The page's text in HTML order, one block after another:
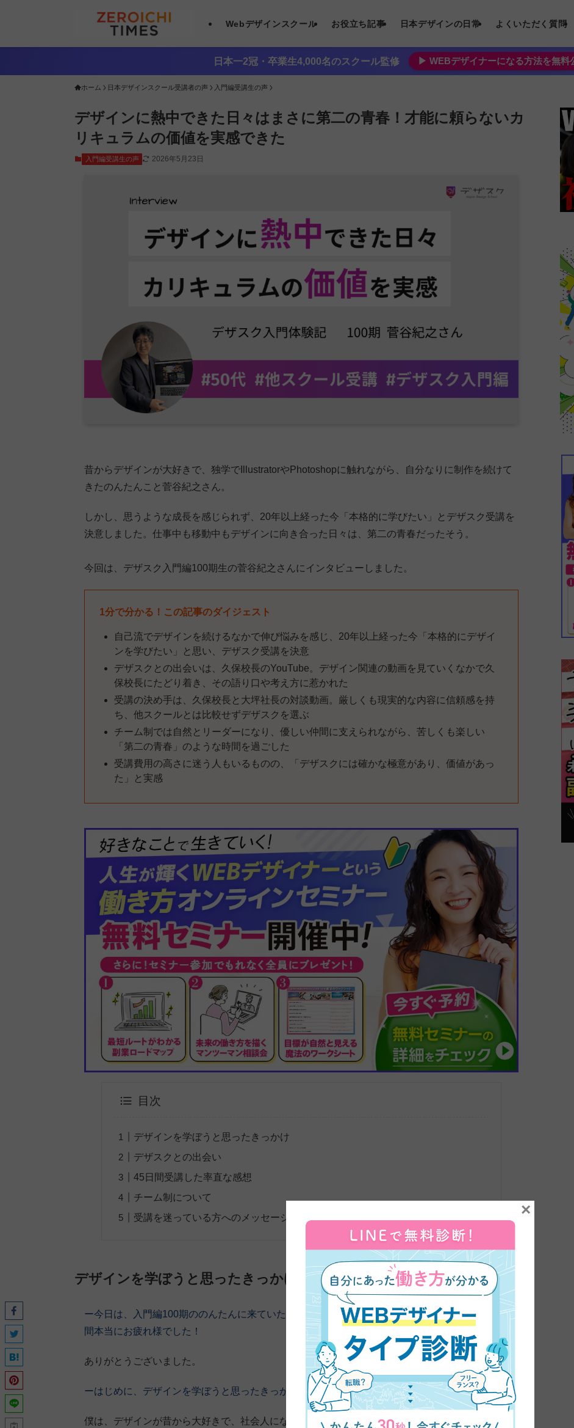
Webデザインスクール お役立ち記事 日本デザインの日常 よくいただく質問
日本一2冠・卒業生4,000名のスクール監修 ▶︎ WEBデザイナーになる方法を無料
ホーム 日本デザインスクール受講者の声 入門編受講生の声
デザインに熱中できた日々はまさに第二の青春！才能に頼らないカ
リキュラムの価値を実感できた
入門編受講生の声 2026年5月23日
昔からデザインが大好きで、独学でIllustratorやPhotoshopに触れながら、自分なりに制作を続けて
きたのんたんこと菅谷紀之さん。
しかし、思うような成長を感じられず、20年以上経った今「本格的に学びたい」とデザスク受講を
決意しました。仕事中も移動中もデザインに向き合った日々は、第二の青春だったそう。
今回は、デザスク入門編100期生の菅谷紀之さんにインタビューしました。
1分で分かる！この記事のダイジェスト
自己流でデザインを続けるなかで伸び悩みを感じ、20年以上経った今「本格的にデザイ
ンを学びたい」と思い、デザスク受講を決意
デザスクとの出会いは、久保校長のYouTube。デザイン関連の動画を見ていくなかで久
保校長にたどり着き、その語り口や考え方に惹かれた
受講の決め手は、久保校長と大坪社長の対談動画。厳しくも現実的な内容に信頼感を持
ち、他スクールとは比較せずデザスクを選ぶ
チーム制では自然とリーダーになり、優しい仲間に支えられながら、苦しくも楽しい
「第二の青春」のような時間を過ごした
受講費用の高さに迷う人もいるものの、「デザスクには確かな極意があり、価値があっ
た」と実感
目次
デザインを学ぼうと思ったきっかけ
デザスクとの出会い
45日間受講した率直な感想
チーム制について
受講を迷っている方へのメッセージ
デザインを学ぼうと思ったきっかけ
ー今日は、入門編100期ののんたんに来ていただきました。よろしくお願いします。まずは、45日
間本当にお疲れ様でした！
ありがとうございました。
ーはじめに、デザインを学ぼうと思ったきっかけについてお伺いしてもいいですか？
僕は、デザインが昔から大好きで、社会人になった頃からIllustratorやPhotoshopをいじり始めて、
×